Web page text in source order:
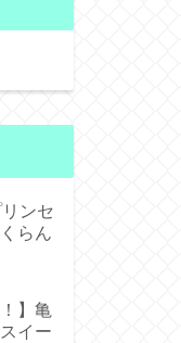
ンセ
らん
】亀
イー